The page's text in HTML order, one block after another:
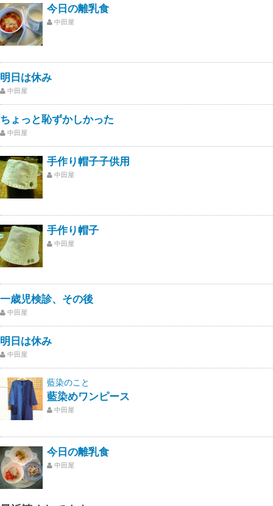
今日の離乳食
中田屋
明日は休み
中田屋
ちょっと恥ずかしかった
中田屋
手作り帽子子供用
中田屋
手作り帽子
中田屋
一歳児検診、その後
中田屋
明日は休み
中田屋
藍染のこと
藍染めワンピース
中田屋
今日の離乳食
中田屋